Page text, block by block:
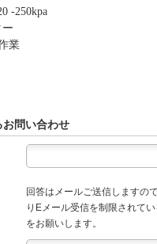
-250kpa
業
問い合わせ
回答はメールご送信しますの
りEメール受信を制限されて
をお願いします。